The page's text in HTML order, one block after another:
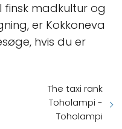
madkultur og
er Kokkoneva
hvis du er
The taxi rank
Toholampi -
Toholampi